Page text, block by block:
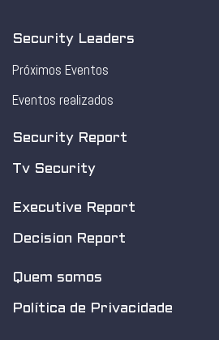
Security Leaders
Próximos Eventos
Eventos realizados
Security Report
Tv Security
Executive Report
Decision Report
Quem somos
Política de Privacidade